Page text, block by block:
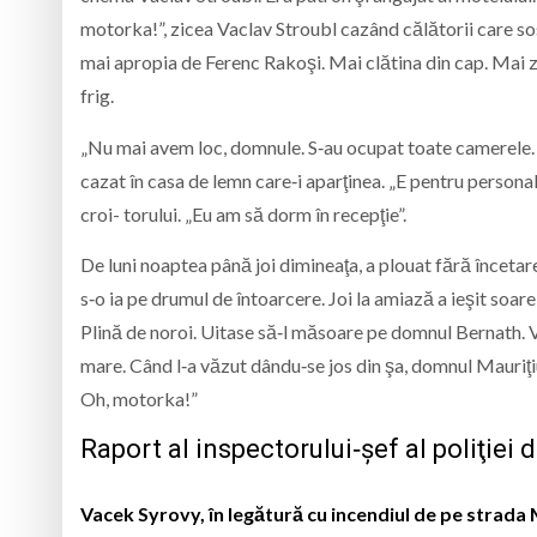
motorka!”, zicea Vaclav Stroubl cazând călătorii care
mai apropia de Ferenc Rakoşi. Mai clătina din cap.
frig.
„Nu mai avem loc, domnule. S‑au ocupat toate
cazat în casa de lemn care‑i aparţinea. „E pentru
croi- torului. „Eu am să dorm în recepţie”.
De luni noaptea până joi dimineaţa, a plouat fără
s‑o ia pe drumul de întoarcere. Joi la amiază a ieşit
Plină de noroi. Uitase să‑l măsoare pe domnul
mare. Când l‑a văzut dându‑se jos din şa, domnul
Oh, motorka!”
Raport al inspectorului‑şef al poliţiei
Vacek Syrovy, în legătură cu incendiul de pe strada